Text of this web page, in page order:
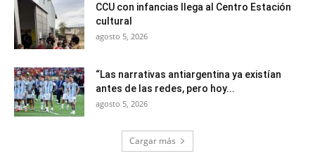
CCU con infancias llega al Centro Estación
cultural
agosto 5, 2026
“Las narrativas antiargentina ya existían
antes de las redes, pero hoy...
agosto 5, 2026
Cargar más